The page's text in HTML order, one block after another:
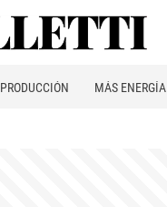
MÁS ENERGÍA